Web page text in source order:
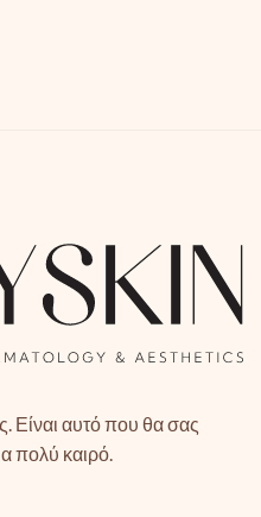
Είναι αυτό που θα σας
πολύ καιρό.